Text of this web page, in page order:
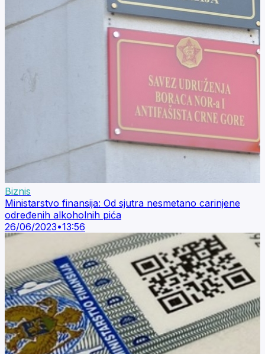
Biznis
Ministarstvo finansija: Od sjutra nesmetano carinjene
određenih alkoholnih pića
26/06/2023•13:56